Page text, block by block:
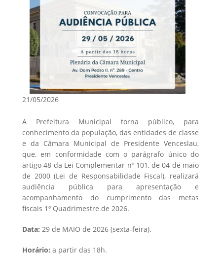
21/05/2026
A Prefeitura Municipal torna público, para
conhecimento da população, das entidades de classe
e da Câmara Municipal de Presidente Venceslau,
que, em conformidade com o parágrafo único do
artigo 48 da Lei Complementar nº 101, de 04 de maio
de 2000 (Lei de Responsabilidade Fiscal), realizará
audiência pública para apresentação e
acompanhamento do cumprimento das metas
fiscais 1º Quadrimestre de 2026.
Data: 29 de MAIO de 2026 (sexta-feira).
Horário: a partir das 18h.